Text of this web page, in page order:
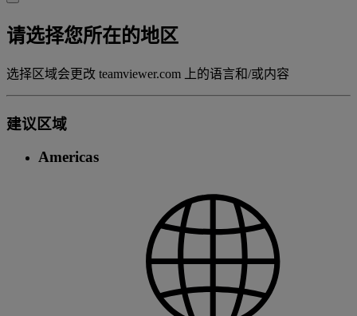
请选择您所在的地区
选择区域会更改 teamviewer.com 上的语言和/或内容
建议区域
Americas